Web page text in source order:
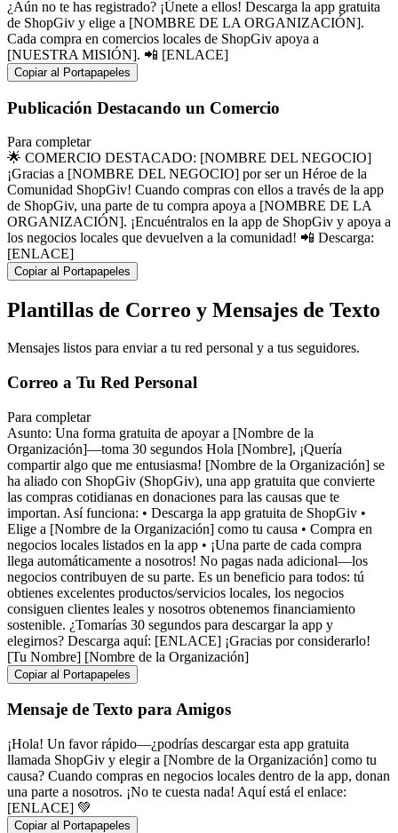
¿Aún no te has registrado? ¡Únete a ellos! Descarga la app gratuita
de ShopGiv y elige a [NOMBRE DE LA ORGANIZACIÓN].
Cada compra en comercios locales de ShopGiv apoya a
[NUESTRA MISIÓN]. 📲 [ENLACE]
Copiar al Portapapeles
Publicación Destacando un Comercio
Para completar
🌟 COMERCIO DESTACADO: [NOMBRE DEL NEGOCIO]
¡Gracias a [NOMBRE DEL NEGOCIO] por ser un Héroe de la
Comunidad ShopGiv! Cuando compras con ellos a través de la app
de ShopGiv, una parte de tu compra apoya a [NOMBRE DE LA
ORGANIZACIÓN]. ¡Encuéntralos en la app de ShopGiv y apoya a
los negocios locales que devuelven a la comunidad! 📲 Descarga:
[ENLACE]
Copiar al Portapapeles
Plantillas de Correo y Mensajes de Texto
Mensajes listos para enviar a tu red personal y a tus seguidores.
Correo a Tu Red Personal
Para completar
Asunto: Una forma gratuita de apoyar a [Nombre de la
Organización]—toma 30 segundos Hola [Nombre], ¡Quería
compartir algo que me entusiasma! [Nombre de la Organización] se
ha aliado con ShopGiv (ShopGiv), una app gratuita que convierte
las compras cotidianas en donaciones para las causas que te
importan. Así funciona: • Descarga la app gratuita de ShopGiv •
Elige a [Nombre de la Organización] como tu causa • Compra en
negocios locales listados en la app • ¡Una parte de cada compra
llega automáticamente a nosotros! No pagas nada adicional—los
negocios contribuyen de su parte. Es un beneficio para todos: tú
obtienes excelentes productos/servicios locales, los negocios
consiguen clientes leales y nosotros obtenemos financiamiento
sostenible. ¿Tomarías 30 segundos para descargar la app y
elegirnos? Descarga aquí: [ENLACE] ¡Gracias por considerarlo!
[Tu Nombre] [Nombre de la Organización]
Copiar al Portapapeles
Mensaje de Texto para Amigos
¡Hola! Un favor rápido—¿podrías descargar esta app gratuita
llamada ShopGiv y elegir a [Nombre de la Organización] como tu
causa? Cuando compras en negocios locales dentro de la app, donan
una parte a nosotros. ¡No te cuesta nada! Aquí está el enlace:
[ENLACE] 💚
Copiar al Portapapeles